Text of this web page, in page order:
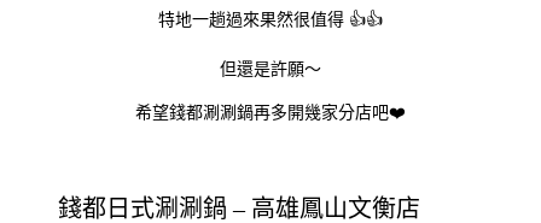
特地一趟過來果然很值得 👍👍
但還是許願～
希望錢都涮涮鍋再多開幾家分店吧❤️
錢都日式涮涮鍋 – 高雄鳳山文衡店